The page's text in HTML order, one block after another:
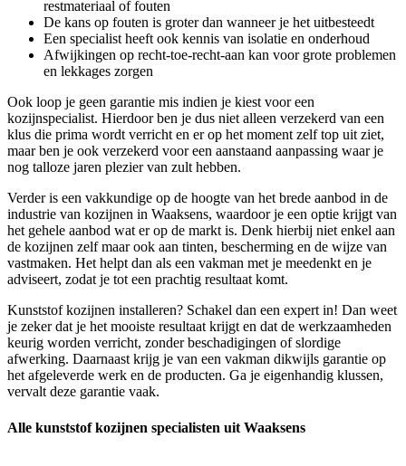
restmateriaal of fouten
De kans op fouten is groter dan wanneer je het uitbesteedt
Een specialist heeft ook kennis van isolatie en onderhoud
Afwijkingen op recht-toe-recht-aan kan voor grote problemen
en lekkages zorgen
Ook loop je geen garantie mis indien je kiest voor een
kozijnspecialist. Hierdoor ben je dus niet alleen verzekerd van een
klus die prima wordt verricht en er op het moment zelf top uit ziet,
maar ben je ook verzekerd voor een aanstaand aanpassing waar je
nog talloze jaren plezier van zult hebben.
Verder is een vakkundige op de hoogte van het brede aanbod in de
industrie van kozijnen in Waaksens, waardoor je een optie krijgt van
het gehele aanbod wat er op de markt is. Denk hierbij niet enkel aan
de kozijnen zelf maar ook aan tinten, bescherming en de wijze van
vastmaken. Het helpt dan als een vakman met je meedenkt en je
adviseert, zodat je tot een prachtig resultaat komt.
Kunststof kozijnen installeren? Schakel dan een expert in! Dan weet
je zeker dat je het mooiste resultaat krijgt en dat de werkzaamheden
keurig worden verricht, zonder beschadigingen of slordige
afwerking. Daarnaast krijg je van een vakman dikwijls garantie op
het afgeleverde werk en de producten. Ga je eigenhandig klussen,
vervalt deze garantie vaak.
Alle kunststof kozijnen specialisten uit Waaksens